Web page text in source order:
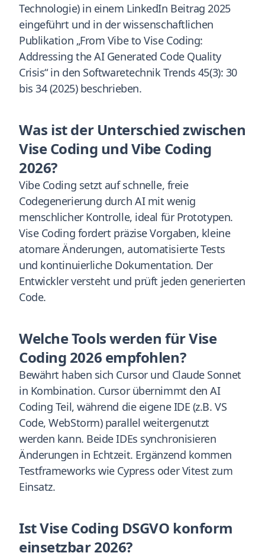
Technologie) in einem LinkedIn Beitrag 2025
eingeführt und in der wissenschaftlichen
Publikation „From Vibe to Vise Coding:
Addressing the AI Generated Code Quality
Crisis“ in den Softwaretechnik Trends 45(3): 30
bis 34 (2025) beschrieben.
Was ist der Unterschied zwischen
Vise Coding und Vibe Coding
2026?
Vibe Coding setzt auf schnelle, freie
Codegenerierung durch AI mit wenig
menschlicher Kontrolle, ideal für Prototypen.
Vise Coding fordert präzise Vorgaben, kleine
atomare Änderungen, automatisierte Tests
und kontinuierliche Dokumentation. Der
Entwickler versteht und prüft jeden generierten
Code.
Welche Tools werden für Vise
Coding 2026 empfohlen?
Bewährt haben sich Cursor und Claude Sonnet
in Kombination. Cursor übernimmt den AI
Coding Teil, während die eigene IDE (z.B. VS
Code, WebStorm) parallel weitergenutzt
werden kann. Beide IDEs synchronisieren
Änderungen in Echtzeit. Ergänzend kommen
Testframeworks wie Cypress oder Vitest zum
Einsatz.
Ist Vise Coding DSGVO konform
einsetzbar 2026?